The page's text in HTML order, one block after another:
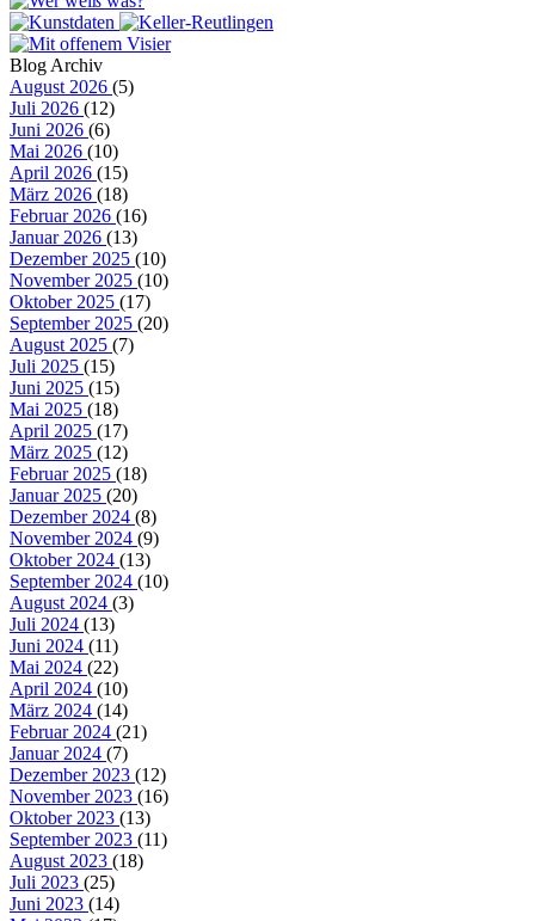
Blog Archiv
August 2026 (5)
Juli 2026 (12)
Juni 2026 (6)
Mai 2026 (10)
April 2026 (15)
März 2026 (18)
Februar 2026 (16)
Januar 2026 (13)
Dezember 2025 (10)
November 2025 (10)
Oktober 2025 (17)
September 2025 (20)
August 2025 (7)
Juli 2025 (15)
Juni 2025 (15)
Mai 2025 (18)
April 2025 (17)
März 2025 (12)
Februar 2025 (18)
Januar 2025 (20)
Dezember 2024 (8)
November 2024 (9)
Oktober 2024 (13)
September 2024 (10)
August 2024 (3)
Juli 2024 (13)
Juni 2024 (11)
Mai 2024 (22)
April 2024 (10)
März 2024 (14)
Februar 2024 (21)
Januar 2024 (7)
Dezember 2023 (12)
November 2023 (16)
Oktober 2023 (13)
September 2023 (11)
August 2023 (18)
Juli 2023 (25)
Juni 2023 (14)